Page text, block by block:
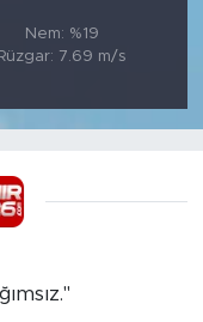
Nem: %19
Rüzgar: 7.69 m/s